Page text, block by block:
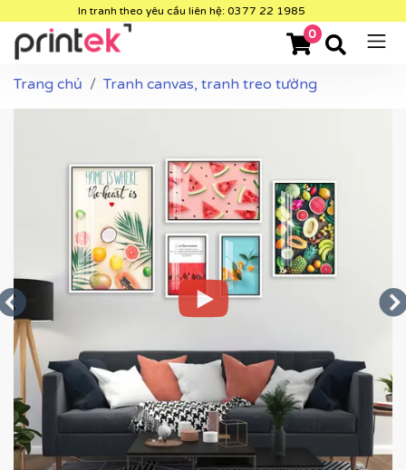
In tranh theo yêu cầu liên hệ: 0377 22 1985
0
Trang chủ Tranh canvas, tranh treo tường